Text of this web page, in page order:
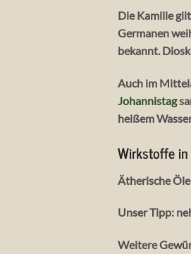
Die Kamille
Germanen
bekannt.
Auch im
Johannistag
heißem
Wirkstoffe
Ätherische
Unser Tipp:
Weitere